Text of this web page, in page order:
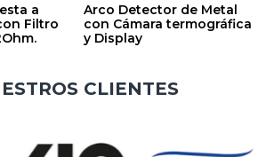
a
Filtro
Arco Detector de Metal
con Cámara termográfica
y Display
CLIENTES